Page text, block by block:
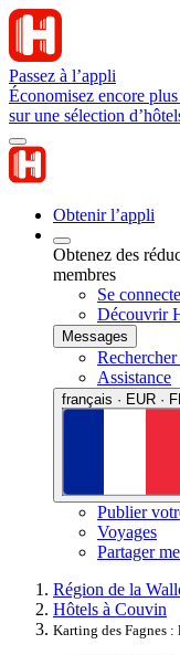
Passez à l’appli
Économisez encore
sur une sélection
Obtenir l’appli
Obtenez des
membres
Se
Découvrir
Messages
Assistance
français · EUR ·
Publier
Voyages
Partager
Région de la
Hôtels à Couvin
Karting des Fagnes